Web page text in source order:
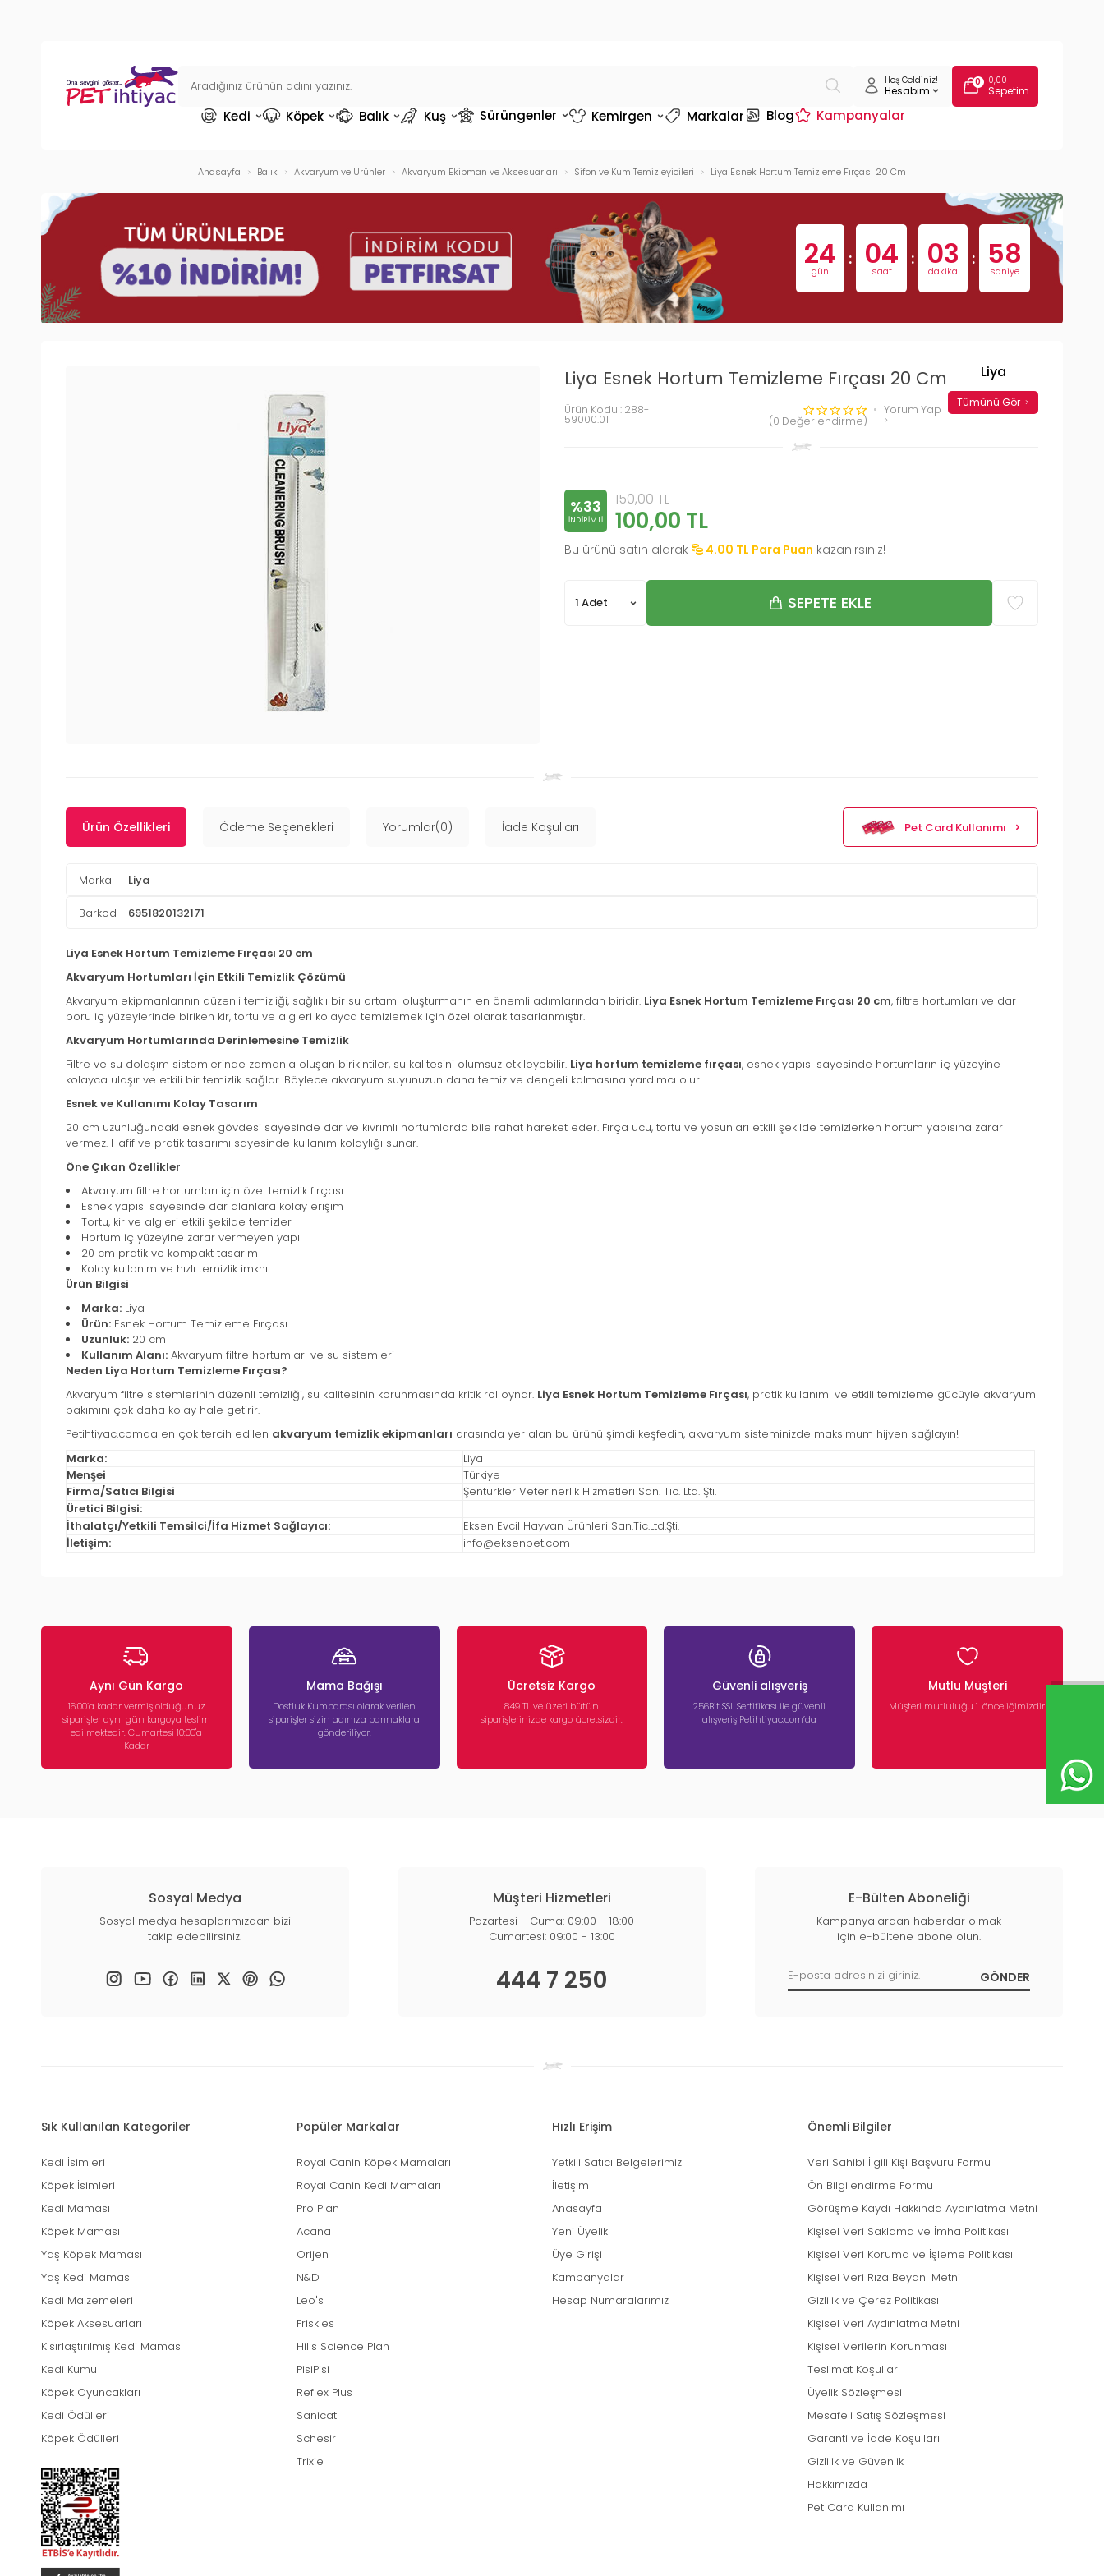
Hoş Geldiniz!
Hesabım
0 0,00
Sepetim
Kedi Köpek Balık Kuş Sürüngenler Kemirgen Markalar Blog Kampanyalar
Anasayfa Balık Akvaryum ve Ürünler Akvaryum Ekipman ve Aksesuarları Sifon ve Kum Temizleyicileri Liya Esnek Hortum Temizleme Fırçası 20 Cm
24
gün 04
saat 03
dakika 57
saniye
Liya Esnek Hortum Temizleme Fırçası 20 Cm
Ürün Kodu : 288-
59000.01 (0 Değerlendirme)
Yorum Yap
Liya
Tümünü Gör
%33
INDIRIMLI
150,00TL
100,00 TL
Bu ürünü satın alarak 4.00 TL Para Puan kazanırsınız!
SEPETE EKLE
Ürün Özellikleri Ödeme Seçenekleri Yorumlar(0) İade Koşulları Pet Card Kullanımı
Marka Liya
Barkod 6951820132171
Liya Esnek Hortum Temizleme Fırçası 20 cm
Akvaryum Hortumları İçin Etkili Temizlik Çözümü
Akvaryum ekipmanlarının düzenli temizliği, sağlıklı bir su ortamı oluşturmanın en önemli adımlarından biridir. Liya Esnek Hortum Temizleme Fırçası 20 cm, filtre hortumları ve dar
boru iç yüzeylerinde biriken kir, tortu ve algleri kolayca temizlemek için özel olarak tasarlanmıştır.
Akvaryum Hortumlarında Derinlemesine Temizlik
Filtre ve su dolaşım sistemlerinde zamanla oluşan birikintiler, su kalitesini olumsuz etkileyebilir. Liya hortum temizleme fırçası, esnek yapısı sayesinde hortumların iç yüzeyine
kolayca ulaşır ve etkili bir temizlik sağlar. Böylece akvaryum suyunuzun daha temiz ve dengeli kalmasına yardımcı olur.
Esnek ve Kullanımı Kolay Tasarım
20 cm uzunluğundaki esnek gövdesi sayesinde dar ve kıvrımlı hortumlarda bile rahat hareket eder. Fırça ucu, tortu ve yosunları etkili şekilde temizlerken hortum yapısına zarar
vermez. Hafif ve pratik tasarımı sayesinde kullanım kolaylığı sunar.
Öne Çıkan Özellikler
Akvaryum filtre hortumları için özel temizlik fırçası
Esnek yapısı sayesinde dar alanlara kolay erişim
Tortu, kir ve algleri etkili şekilde temizler
Hortum iç yüzeyine zarar vermeyen yapı
20 cm pratik ve kompakt tasarım
Kolay kullanım ve hızlı temizlik imknı
Ürün Bilgisi
Marka: Liya
Ürün: Esnek Hortum Temizleme Fırçası
Uzunluk: 20 cm
Kullanım Alanı: Akvaryum filtre hortumları ve su sistemleri
Neden Liya Hortum Temizleme Fırçası?
Akvaryum filtre sistemlerinin düzenli temizliği, su kalitesinin korunmasında kritik rol oynar. Liya Esnek Hortum Temizleme Fırçası, pratik kullanımı ve etkili temizleme gücüyle akvaryum
bakımını çok daha kolay hale getirir.
Petihtiyac.comda en çok tercih edilen akvaryum temizlik ekipmanları arasında yer alan bu ürünü şimdi keşfedin, akvaryum sisteminizde maksimum hijyen sağlayın!
Marka:
Liya
Menşei
Türkiye
Firma/Satıcı Bilgisi
Şentürkler Veterinerlik Hizmetleri San. Tic. Ltd. Şti.
Üretici Bilgisi:
İthalatçı/Yetkili Temsilci/İfa Hizmet Sağlayıcı:
Eksen Evcil Hayvan Ürünleri San.Tic.Ltd.Şti.
İletişim:
info@eksenpet.com
Aynı Gün Kargo
16:00’a kadar vermiş olduğunuz
siparişler aynı gün kargoya teslim
edilmektedir. Cumartesi 10:00'a
Kadar
Mama Bağışı
Dostluk Kumbarası olarak verilen
siparişler sizin adınıza barınaklara
gönderiliyor.
Ücretsiz Kargo
849 TL ve üzeri bütün
siparişlerinizde kargo ücretsizdir.
Güvenli alışveriş
256Bit SSL Sertifikası ile güvenli
alışveriş Petihtiyac.com’da
Mutlu Müşteri
Müşteri mutluluğu 1. önceliğimizdir.
Sosyal Medya
Sosyal medya hesaplarımızdan bizi
takip edebilirsiniz.
Müşteri Hizmetleri
Pazartesi - Cuma: 09:00 - 18:00
Cumartesi: 09:00 - 13:00
444 7 250
E-Bülten Aboneliği
Kampanyalardan haberdar olmak
için e-bültene abone olun.
Sık Kullanılan Kategoriler
Kedi İsimleri
Köpek İsimleri
Kedi Maması
Köpek Maması
Yaş Köpek Maması
Yaş Kedi Maması
Kedi Malzemeleri
Köpek Aksesuarları
Kısırlaştırılmış Kedi Maması
Kedi Kumu
Köpek Oyuncakları
Kedi Ödülleri
Köpek Ödülleri
Popüler Markalar
Royal Canin Köpek Mamaları
Royal Canin Kedi Mamaları
Pro Plan
Acana
Orijen
N&D
Leo's
Friskies
Hills Science Plan
PisiPisi
Reflex Plus
Sanicat
Schesir
Trixie
Hızlı Erişim
Yetkili Satıcı Belgelerimiz
İletişim
Anasayfa
Yeni Üyelik
Üye Girişi
Kampanyalar
Hesap Numaralarımız
Önemli Bilgiler
Veri Sahibi İlgili Kişi Başvuru Formu
Ön Bilgilendirme Formu
Görüşme Kaydı Hakkında Aydınlatma Metni
Kişisel Veri Saklama ve İmha Politikası
Kişisel Veri Koruma ve İşleme Politikası
Kişisel Veri Rıza Beyanı Metni
Gizlilik ve Çerez Politikası
Kişisel Veri Aydınlatma Metni
Kişisel Verilerin Korunması
Teslimat Koşulları
Üyelik Sözleşmesi
Mesafeli Satış Sözleşmesi
Garanti ve İade Koşulları
Gizlilik ve Güvenlik
Hakkımızda
Pet Card Kullanımı